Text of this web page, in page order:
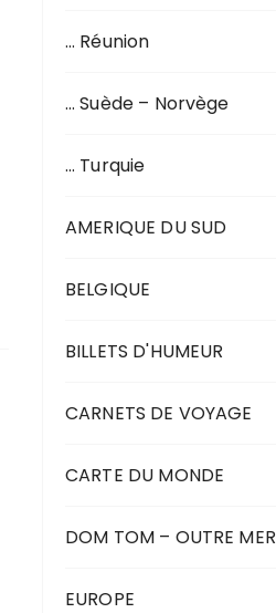
… Réunion
… Suède – Norvège
… Turquie
AMERIQUE DU SUD
BELGIQUE
BILLETS D'HUMEUR
CARNETS DE VOYAGE
CARTE DU MONDE
DOM TOM – OUTRE MER
EUROPE